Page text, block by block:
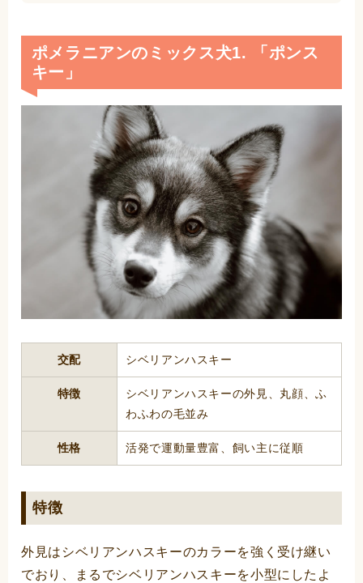
ポメラニアンのミックス犬1. 「ポンス
キー」
交配 シベリアンハスキー
特徴
シベリアンハスキーの外見、丸顔、ふ
わふわの毛並み
性格 活発で運動量豊富、飼い主に従順
特徴
外見はシベリアンハスキーのカラーを強く受け継い
でおり、まるでシベリアンハスキーを小型にしたよ